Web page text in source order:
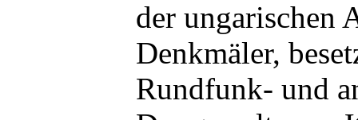
der ungarischen
Denkmäler,
Rundfunk- und